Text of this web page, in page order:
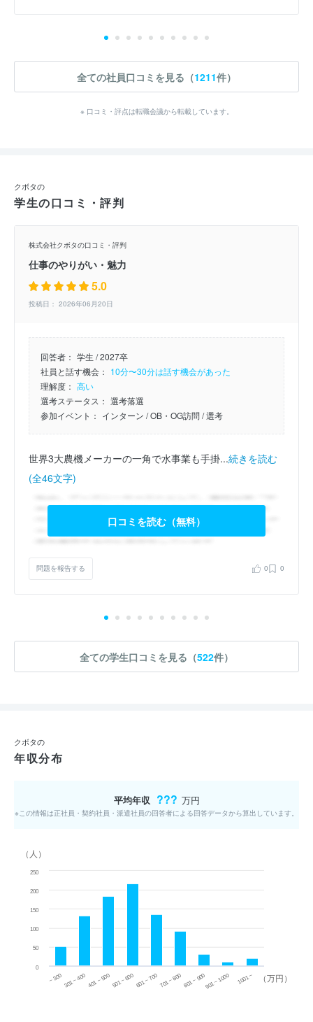
全ての社員口コミを見る（1211件）
※ 口コミ・評点は転職会議から転載しています。
クボタの
学生の口コミ・評判
株式会社クボタの口コミ・評判
仕事のやりがい・魅力
5.0
投稿日： 2026年06月20日
回答者： 学生 / 2027卒
社員と話す機会： 10分〜30分は話す機会があった
理解度： 高い
選考ステータス： 選考落選
参加イベント： インターン / OB・OG訪問/ 選考
世界3大農機メーカーの一角で水事業も手掛...続きを読む
(全46文字)
口コミを読む（無料）
問題を報告する 0 0
全ての学生口コミを見る（522件）
クボタの
年収分布
平均年収 ??? 万円
※この情報は正社員・契約社員・派遣社員の回答者による回答データから算出しています。
（万円）
（人）
~ 300 301 ~ 400 401 ~ 500501 ~ 600601 ~ 700701 ~ 800801 ~ 900901 ~ 1000 1001 ~
0
50
100
150
200
250